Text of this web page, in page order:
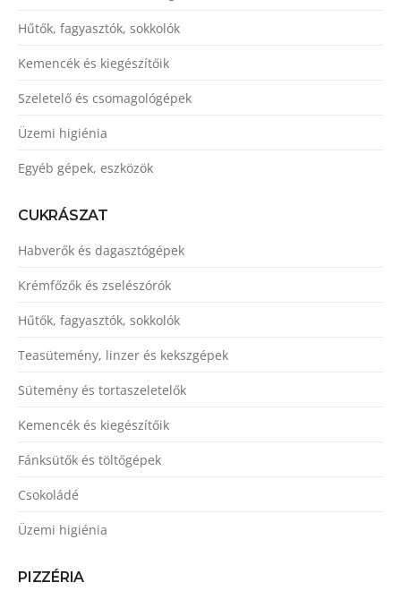
Hűtők, fagyasztók, sokkolók
Kemencék és kiegészítőik
Szeletelő és csomagológépek
Üzemi higiénia
Egyéb gépek, eszközök
CUKRÁSZAT
Habverők és dagasztógépek
Krémfőzők és zselészórók
Hűtők, fagyasztók, sokkolók
Teasütemény, linzer és kekszgépek
Sütemény és tortaszeletelők
Kemencék és kiegészítőik
Fánksütők és töltőgépek
Csokoládé
Üzemi higiénia
PIZZÉRIA